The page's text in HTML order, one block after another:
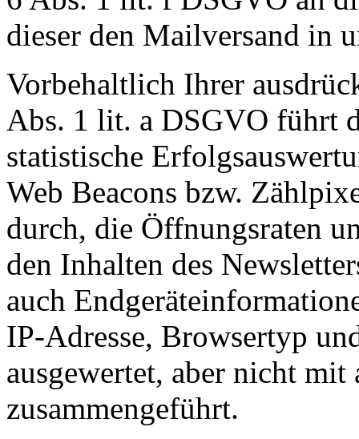
dieser den Mailversand in
Vorbehaltlich Ihrer
Abs. 1 lit. a DSGVO führt
statistische
Web Beacons bzw.
durch, die Öffnungsraten
den Inhalten des
auch
IP-Adresse, Browsertyp
ausgewertet, aber nicht mit
zusammengeführt.